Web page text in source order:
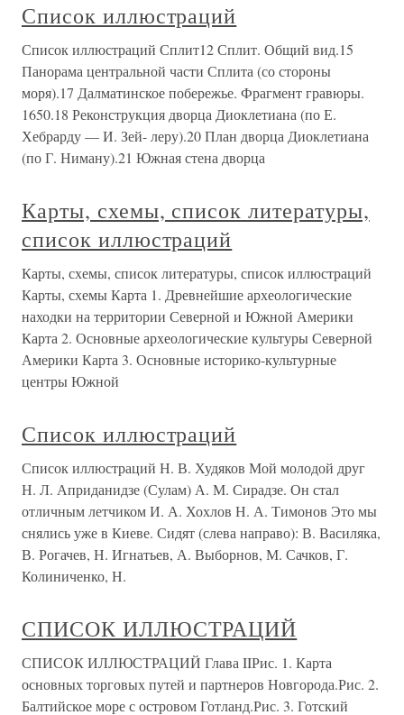
Список иллюстраций
Список иллюстраций Сплит12 Сплит. Общий вид.15
Панорама центральной части Сплита (со стороны
моря).17 Далматинское побережье. Фрагмент гравюры.
1650.18 Реконструкция дворца Диоклетиана (по Е.
Хебрарду — И. Зей- леру).20 План дворца Диоклетиана
(по Г. Ниману).21 Южная стена дворца
Карты, схемы, список литературы,
список иллюстраций
Карты, схемы, список литературы, список иллюстраций
Карты, схемы Карта 1. Древнейшие археологические
находки на территории Северной и Южной Америки
Карта 2. Основные археологические культуры Северной
Америки Карта 3. Основные историко-культурные
центры Южной
Список иллюстраций
Список иллюстраций Н. В. Худяков Мой молодой друг
Н. Л. Априданидзе (Сулам) А. М. Сирадзе. Он стал
отличным летчиком И. А. Хохлов Н. А. Тимонов Это мы
снялись уже в Киеве. Сидят (слева направо): В. Василяка,
В. Рогачев, Н. Игнатьев, А. Выборнов, М. Сачков, Г.
Колиниченко, Н.
СПИСОК ИЛЛЮСТРАЦИЙ
СПИСОК ИЛЛЮСТРАЦИЙ Глава IIРис. 1. Карта
основных торговых путей и партнеров Новгорода.Рис. 2.
Балтийское море с островом Готланд.Рис. 3. Готский